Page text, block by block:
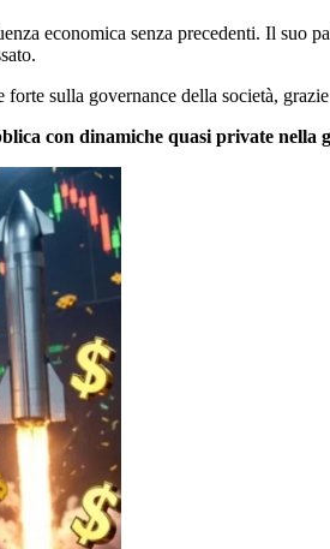
economica senza precedenti. Il suo
sulla governance della società,
con dinamiche quasi private nella